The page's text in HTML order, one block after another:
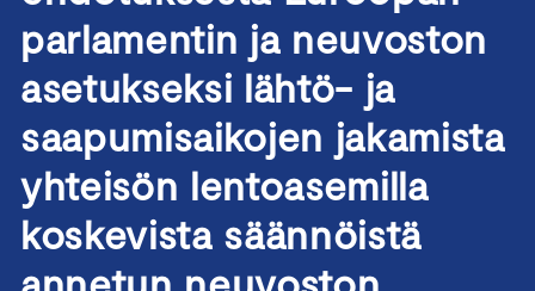
parlamentin ja neuvoston
asetukseksi lähtö- ja
saapumisaikojen jakamista
yhteisön lentoasemilla
koskevista säännöistä